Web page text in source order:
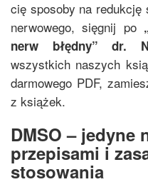
cię sposoby na redukcję
nerwowego, sięgnij po
nerw błędny”dr.
wszystkich naszych
darmowego PDF,
z książek.
DMSO – jedyne
przepisami i
stosowania